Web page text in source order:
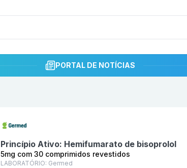
PORTAL DE NOTÍCIAS
Princípio Ativo: Hemifumarato de bisoprolol
5mg com 30 comprimidos revestidos
LABORATÓRIO: Germed